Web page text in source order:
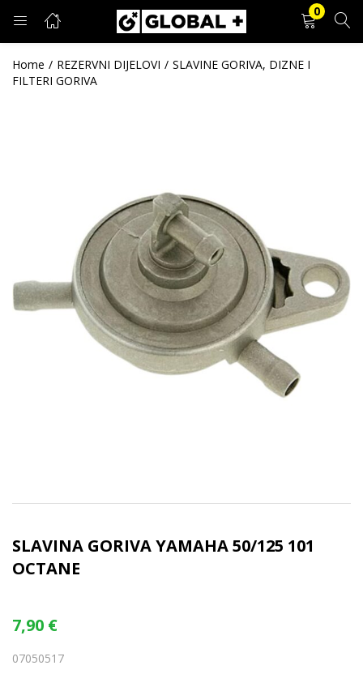
0
PRIJAVA REGISTRACIJA
Zapamti me
Prijava
Zaboravljena lozinka?
Home REZERVNI DIJELOVI
SLAVINE GORIVA, DIZNE I
FILTERI GORIVA
SLAVINA GORIVA YAMAHA 50/125 101
OCTANE
7,90 €
07050517